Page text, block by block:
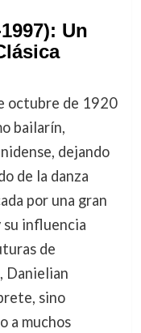
Un
octubre de 1920
bailarín,
dejando
de la danza
por una gran
influencia
de
Danielian
sino
a muchos